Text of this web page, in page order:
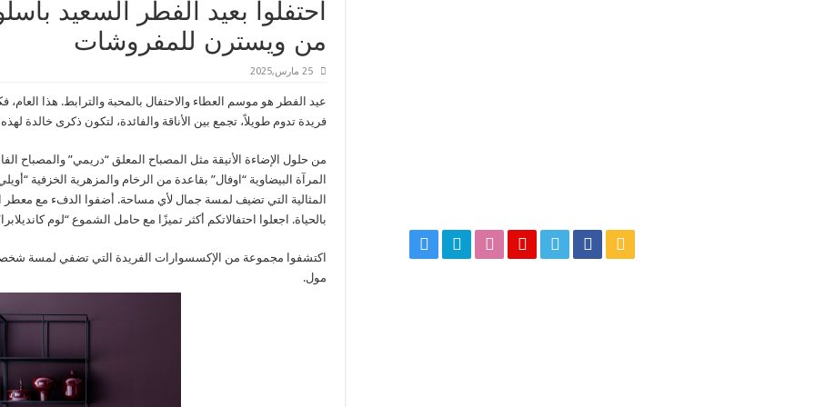
احتفلوا بعيد الفطر السعيد
من ويسترن للمفروشات
25 مارس,2025
عيد الفطر هو موسم العطاء والاحتفال بالمحبة والترابط. هذا
فريدة تدوم طويلاً، تجمع بين الأناقة والفائدة، لتكون ذكرى خالدة
من حلول الإضاءة الأنيقة مثل المصباح المعلق “دريمي” والمصباح
المرآة البيضاوية “اوفال” بقاعدة من الرخام والمزهرية الخزفية
المثالية التي تضيف لمسة جمال لأي مساحة. أضفوا الدفء مع معطر
بالحياة. اجعلوا احتفالاتكم أكثر تميزًا مع حامل الشموع “لوم
اكتشفوا مجموعة من الإكسسوارات الفريدة التي تضفي لمسة
مول.